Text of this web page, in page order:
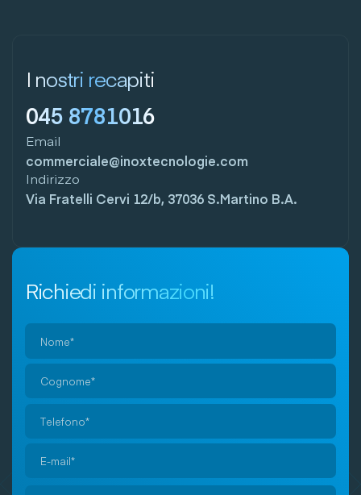
I nostri recapiti
045 8781016
Email
commerciale@inoxtecnologie.com
Indirizzo
Via Fratelli Cervi 12/b, 37036 S.Martino B.A.
Richiedi informazioni!